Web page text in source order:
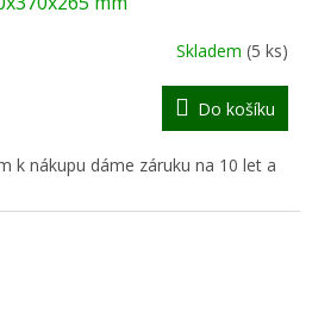
R
M
A
Skladem (5 ks)
Do košíku
k nákupu dáme záruku na 10 let a